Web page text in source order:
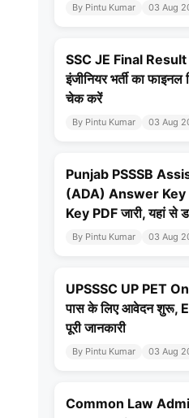
By Pintu Kumar 03 Aug
SSC JE Final
इंजीनियर भर्ती का
चेक करें
By Pintu Kumar 03 Aug
Punjab PSSSB
(ADA) Answer
Key PDF जारी, यहां से
By Pintu Kumar 03 Aug
UPSSSC UP PET
पास के लिए आवेदन शुरू,
पूरी जानकारी
By Pintu Kumar 03 Aug
Common Law